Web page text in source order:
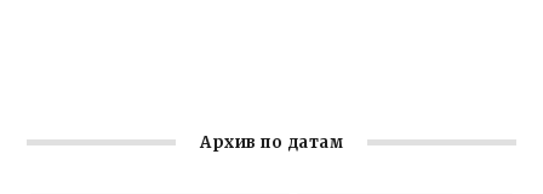
Архив по датам